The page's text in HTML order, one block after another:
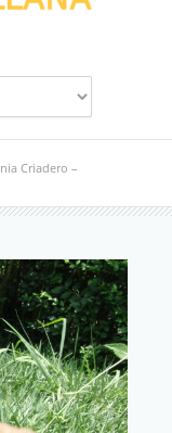
Criadero –